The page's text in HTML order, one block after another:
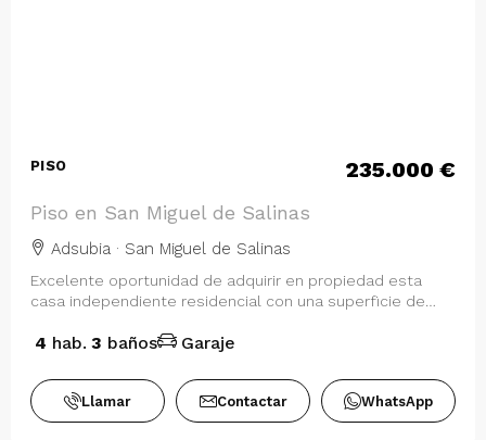
PISO 235.000 €
Piso en San Miguel de Salinas
Adsubia · San Miguel de Salinas
Excelente oportunidad de adquirir en propiedad esta
casa independiente residencial con una superficie de
4 hab. 3 baños Garaje
Llamar Contactar WhatsApp